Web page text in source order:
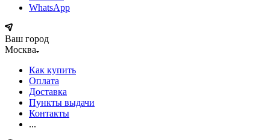
WhatsApp
Ваш город
Москва
Как купить
Оплата
Доставка
Пункты выдачи
Контакты
...